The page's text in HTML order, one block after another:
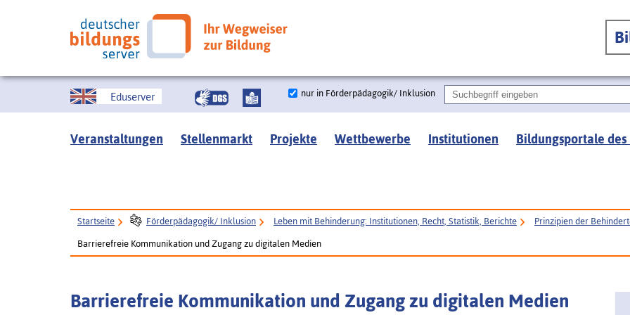
Eduserver nur in Förderpädagogik/ Inklusion
Veranstaltungen Stellenmarkt Projekte Wettbewerbe Institutionen Bildungsportale des
Startseite Förderpädagogik/ Inklusion Leben mit Behinderung: Institutionen, Recht, Statistik, Berichte Prinzipien der
Barrierefreie Kommunikation und Zugang zu digitalen Medien
Barrierefreie Kommunikation und Zugang zu digitalen Medien